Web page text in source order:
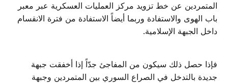
المتمردين عن خط تزويد مركز العمليات العسكرية عبر معبر
باب الهوى والاستفادة وربما أيضاً الاستفادة من فترة الانقسام
داخل الجبهة الإسلامية.
فإذا حصل ذلك سيكون من المفاجئ جدّاً إذا أخفقت جبهة
جديدة بالتدخل في الصراع السوري بين المتمردين وجبهة